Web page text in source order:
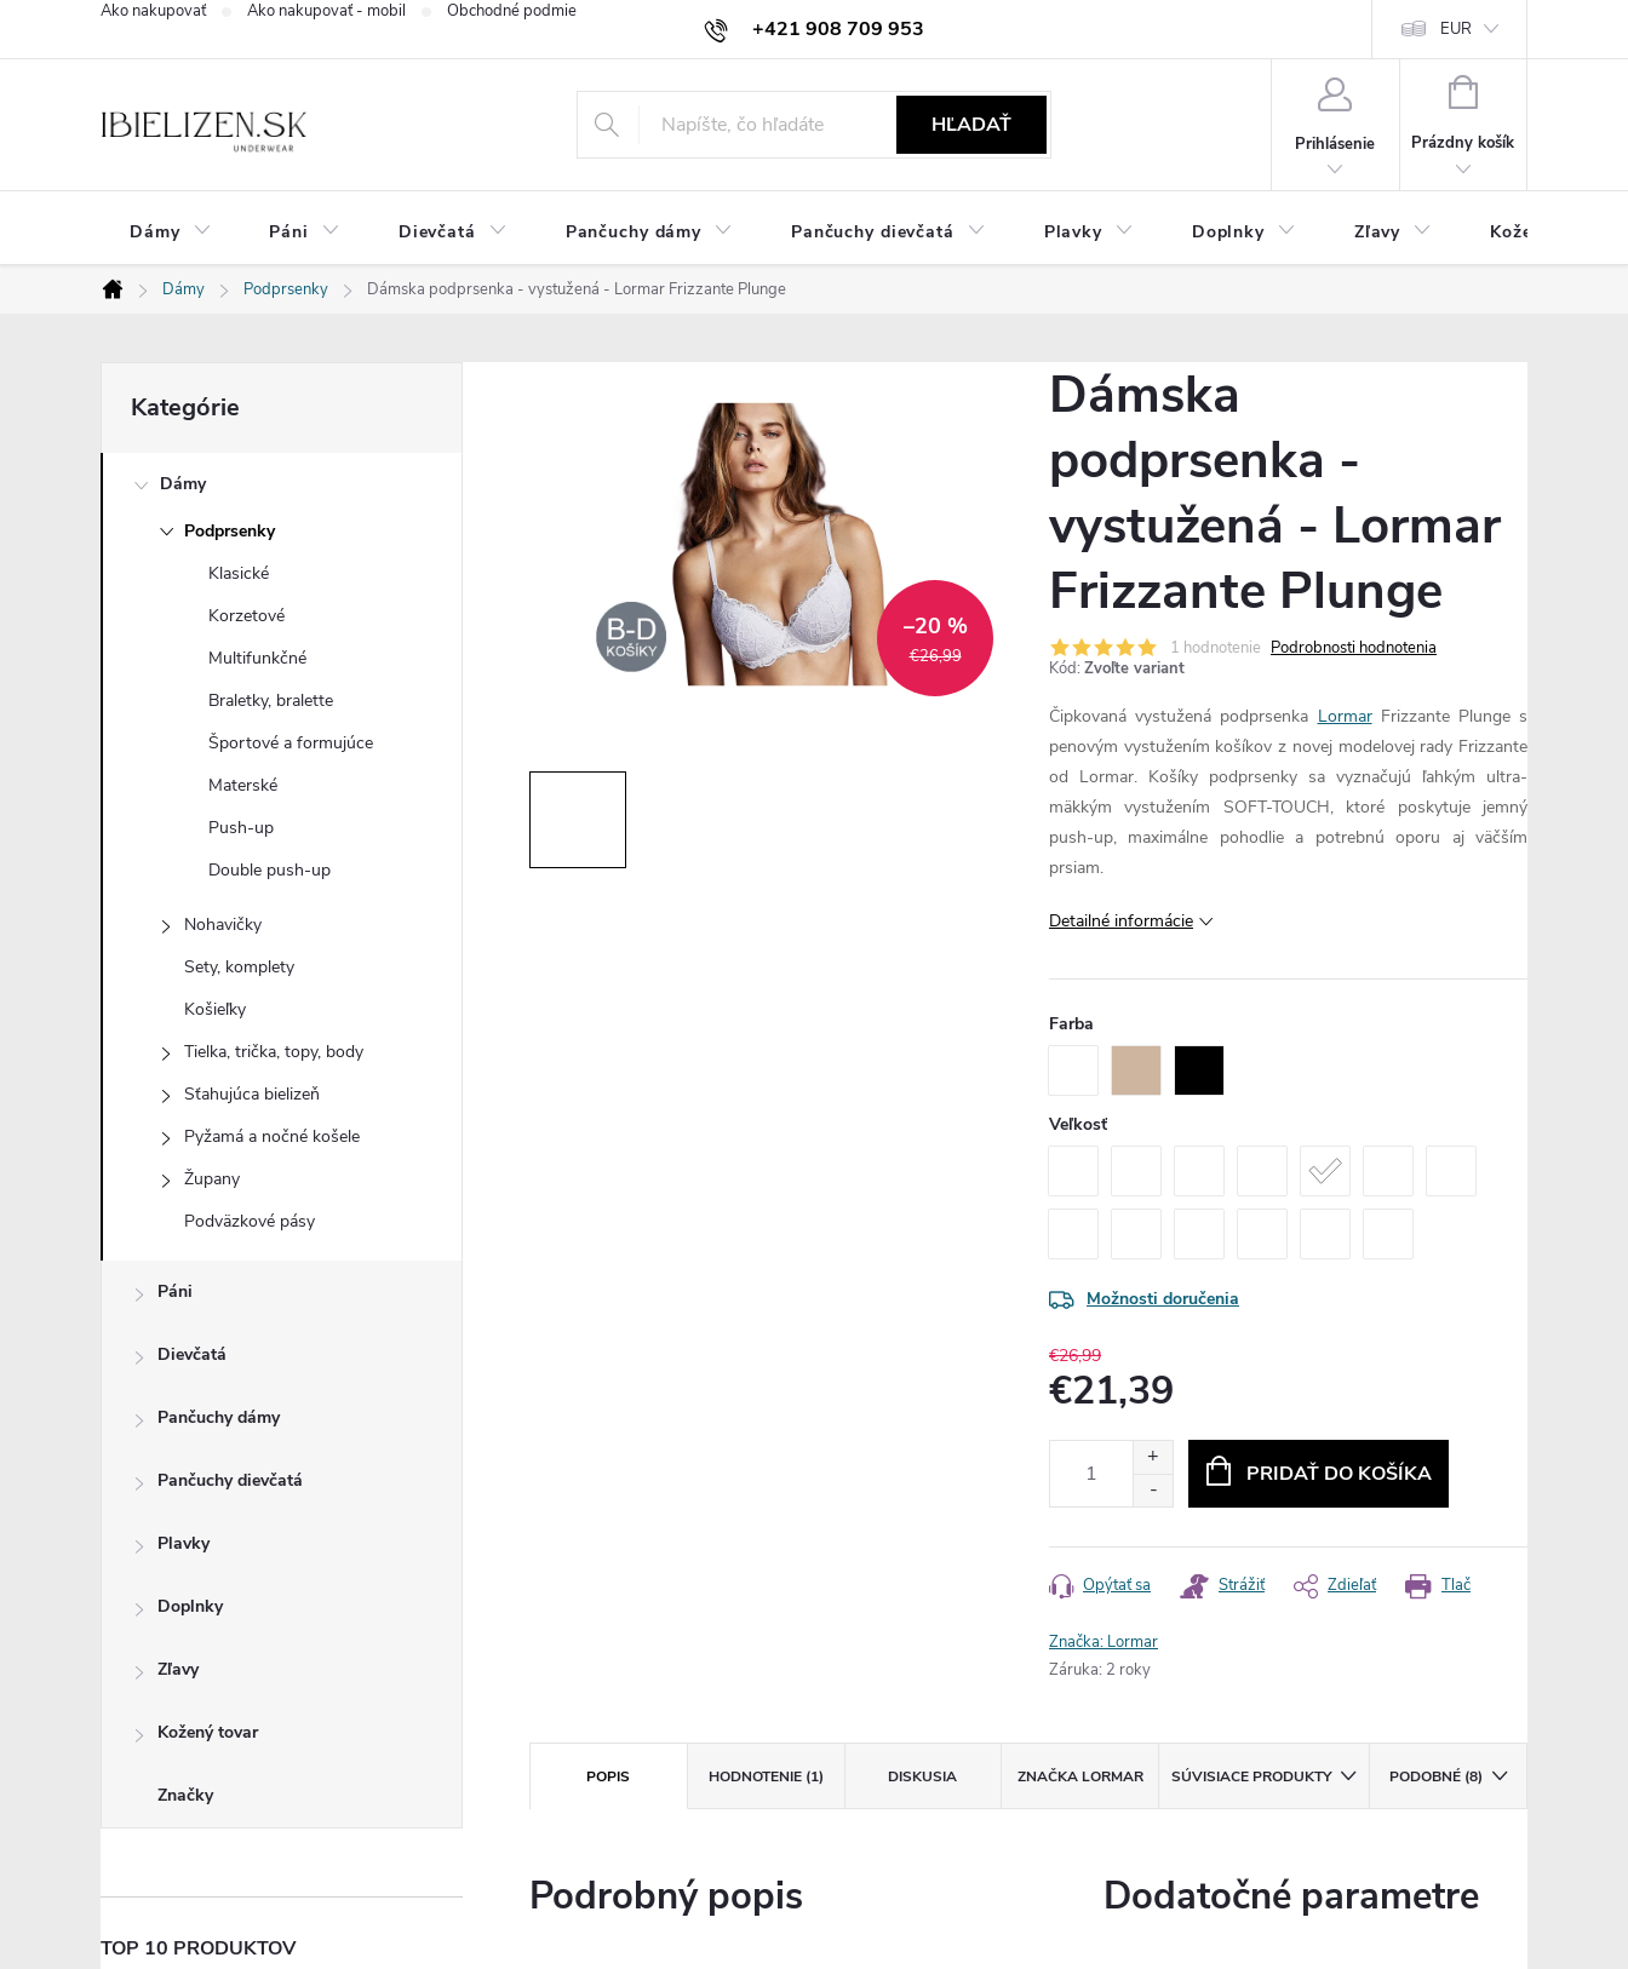
+421 908 709 953
objednavky@ibielizen.sk
Ako nakupovať Ako nakupovať - mobil Obchodné podmienky
EUR
HĽADAŤ
Prihlásenie
NÁKUPNÝ
Prázdny košík
Dámy Páni Dievčatá Pančuchy dámy Pančuchy dievčatá Plavky Doplnky Zľavy Kožený tovar
Domov
Dámy Podprsenky Dámska podprsenka - vystužená - Lormar Frizzante Plunge
o
kategórie
Kategórie
Dámy
Podprsenky
Klasické
Korzetové
Multifunkčné
Braletky, bralette
Športové a formujúce
Materské
Push-up
Double push-up
Nohavičky
Sety, komplety
Košieľky
Tielka, trička, topy, body
Sťahujúca bielizeň
Pyžamá a nočné košele
Župany
Podväzkové pásy
Páni
Dievčatá
Pančuchy dámy
Pančuchy dievčatá
Plavky
Doplnky
Zľavy
Kožený tovar
Značky
TOP 10 PRODUKTOV
€26,99
–20 %
Dámska
podprsenka -
vystužená - Lormar
Frizzante Plunge
1 hodnotenie Podrobnosti hodnotenia
Kód: Zvoľte variant
Čipkovaná vystužená podprsenka LormarFrizzante Plunge s
penovým vystužením košíkov z novej modelovej rady Frizzante
od Lormar. Košíky podprsenky sa vyznačujú ľahkým ultra-
mäkkým vystužením SOFT-TOUCH, ktoré poskytuje jemný
push-up, maximálne pohodlie a potrebnú oporu aj väčším
prsiam.
Detailné informácie
Farba
Veľkosť
Možnosti doručenia
€26,99
€21,39
PRIDAŤ DO KOŠÍKA
Tlač
Opýtať sa Strážiť Zdieľať
Značka: Lormar
Záruka: 2 roky
POPIS HODNOTENIE (1) DISKUSIA ZNAČKALORMAR SÚVISIACE PRODUKTY PODOBNÉ (8)
Podrobný popis Dodatočné parametre